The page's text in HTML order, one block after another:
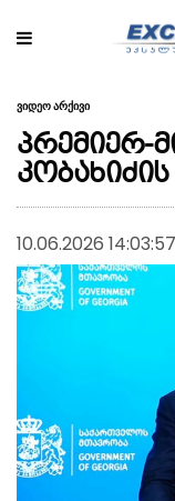
ვიდეო არქივი
პრემიერ-
10.06.2026 14:03:57